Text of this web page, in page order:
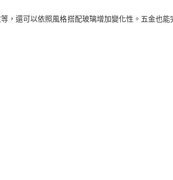
，還可以依照風格搭配玻璃增加變化性。五金也